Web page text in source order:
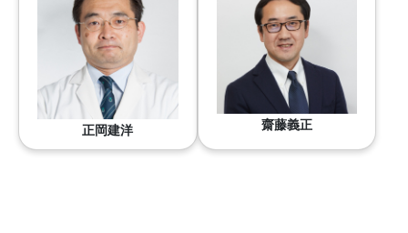
正岡建洋 齋藤義正